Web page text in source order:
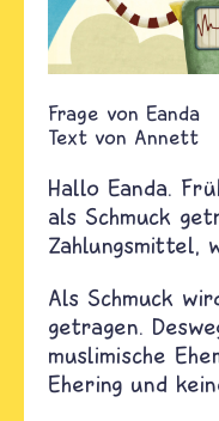
Eanda
Text von Annett
Hallo Eanda.
als Schmuck
Zahlungsmittel,
Als Schmuck
getragen.
muslimische
Ehering und